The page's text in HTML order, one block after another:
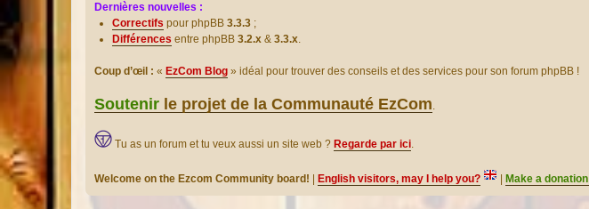
Dernières nouvelles :
Correctifs pour phpBB 3.3.3 ;
Différences entre phpBB 3.2.x & 3.3.x.
Coup d’œil : « EzCom Blog » idéal pour trouver des conseils et des services pour son forum phpBB !
Soutenir le projet de la Communauté EzCom.
Tu as un forum et tu veux aussi un site web ? Regarde par ici.
Welcome on the Ezcom Community board! English visitors, may I help you? Make a donation